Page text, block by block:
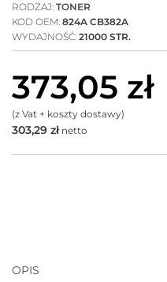
RODZAJ: TONER
KOD OEM: 824A CB382A
WYDAJNOŚĆ: 21000 STR.
373,05 zł
(z Vat + koszty dostawy)
303,29 złnetto
OPIS